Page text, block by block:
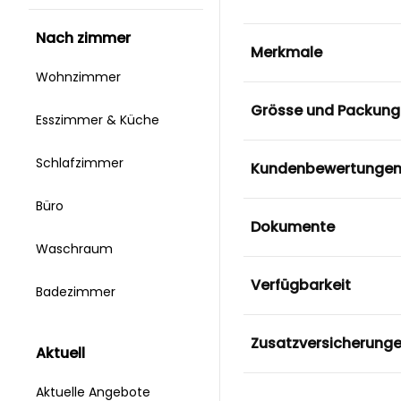
nach zimmer
Wohnzimmer
Esszimmer & Küche
Schlafzimmer
Büro
Waschraum
Badezimmer
aktuell
Aktuelle Angebote
Merkmale
Grösse und Packung
Kundenbewertungen
Dokumente
Verfügbarkeit